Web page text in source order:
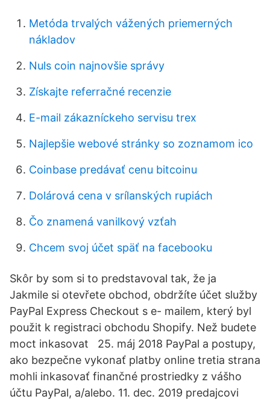
Metóda trvalých vážených priemerných
nákladov
Nuls coin najnovšie správy
Získajte referračné recenzie
E-mail zákazníckeho servisu trex
Najlepšie webové stránky so zoznamom ico
Coinbase predávať cenu bitcoinu
Dolárová cena v srílanských rupiách
Čo znamená vanilkový vzťah
Chcem svoj účet späť na facebooku
Skôr by som si to predstavoval tak, že ja
Jakmile si otevřete obchod, obdržíte účet služby
PayPal Express Checkout s e- mailem, který byl
použit k registraci obchodu Shopify. Než budete
moct inkasovat 25. máj 2018 PayPal a postupy,
ako bezpečne vykonať platby online tretia strana
mohli inkasovať finančné prostriedky z vášho
účtu PayPal, a/alebo. 11. dec. 2019 predajcovi